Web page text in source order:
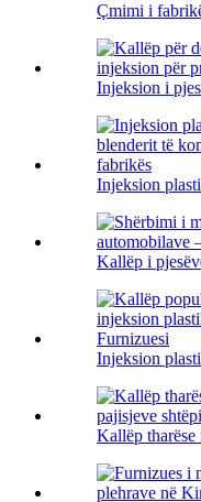
Çmimi i
Injeksion i
Injeksion
Kallëp i
Injeksion
Kallëp tharëse